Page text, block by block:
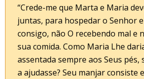
“Crede-me que Marta e Maria
juntas, para hospedar o Senhor
consigo, não O recebendo mal e
sua comida. Como Maria Lhe
assentada sempre aos Seus pés,
a ajudasse? Seu manjar consiste